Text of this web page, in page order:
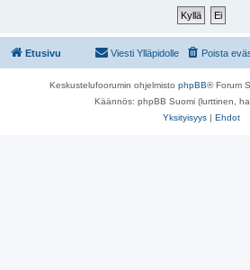
Etusivu Poista
Viesti Ylläpidolle
Keskustelufoorumin ohjelmisto phpBB® Forum
Käännös: phpBB Suomi (lurttinen,
Yksityisyys | Ehdot